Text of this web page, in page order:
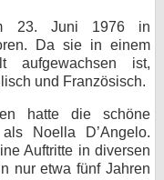
23. Juni 1976 in
Da sie in einem
aufgewachsen ist,
und Französisch.
hatte die schöne
Noella D’Angelo.
Auftritte in diversen
nur etwa fünf Jahren